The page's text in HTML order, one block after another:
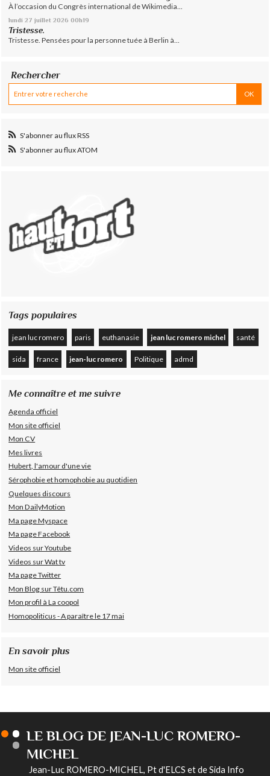
À l’occasion du Congrès international de Wikimedia...
lundi 27 juillet 2026 00h19
Tristesse.
Tristesse. Pensées pour la personne tuée à Berlin à...
Rechercher
S'abonner au flux RSS
S'abonner au flux ATOM
Tags populaires
jean luc romero paris euthanasie jean luc romero michel santé
sida france jean-luc romero Politique admd
Me connaître et me suivre
Agenda officiel
Mon site officiel
Mon CV
Mes livres
Hubert, l'amour d'une vie
Sérophobie et homophobie au quotidien
Quelques discours
Mon DailyMotion
Ma page Myspace
Ma page Facebook
Videos sur Youtube
Videos sur Wat tv
Ma page Twitter
Mon Blog sur Têtu.com
Mon profil à La coopol
Homopoliticus - A paraître le 17 mai
En savoir plus
Mon site officiel
LE BLOG DE JEAN-LUC ROMERO-
MICHEL
Jean-Luc ROMERO-MICHEL, Pt d'ELCS et de Sida Info